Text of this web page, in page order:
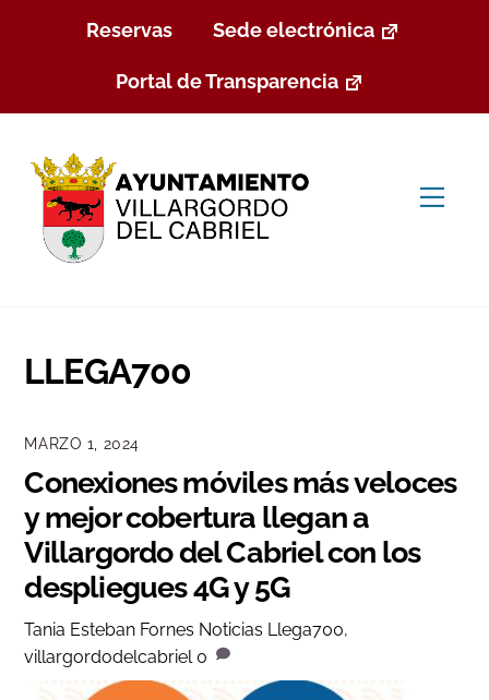
Reservas Sede electrónica
Portal de Transparencia
LLEGA700
MARZO 1, 2024
Conexiones móviles más veloces
y mejor cobertura llegan a
Villargordo del Cabriel con los
despliegues 4G y 5G
Tania Esteban Fornes Noticias Llega700,
villargordodelcabriel 0